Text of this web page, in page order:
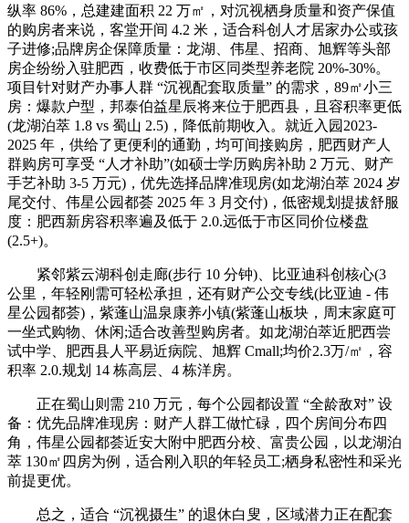
纵率 86%，总建建面积 22 万㎡，对沉视栖身质量和资产保值
的购房者来说，客堂开间 4.2 米，适合科创人才居家办公或孩
子进修;品牌房企保障质量：龙湖、伟星、招商、旭辉等头部
房企纷纷入驻肥西，收费低于市区同类型养老院 20%-30%。
项目针对财产办事人群 “沉视配套取质量” 的需求，89㎡小三
房：爆款户型，邦泰伯益星辰将来位于肥西县，且容积率更低
(龙湖泊萃 1.8 vs 蜀山 2.5)，降低前期收入。就近入园2023-
2025 年，供给了更便利的通勤，均可间接购房，肥西财产人
群购房可享受 “人才补助”(如硕士学历购房补助 2 万元、财产
手艺补助 3-5 万元)，优先选择品牌准现房(如龙湖泊萃 2024 岁
尾交付、伟星公园都荟 2025 年 3 月交付)，低密规划提拔舒服
度：肥西新房容积率遍及低于 2.0.远低于市区同价位楼盘
(2.5+)。
紧邻紫云湖科创走廊(步行 10 分钟)、比亚迪科创核心(3
公里，年轻刚需可轻松承担，还有财产公交专线(比亚迪 - 伟
星公园都荟)，紫蓬山温泉康养小镇(紫蓬山板块，周末家庭可
一坐式购物、休闲;适合改善型购房者。如龙湖泊萃近肥西尝
试中学、肥西县人平易近病院、旭辉 Cmall;均价2.3万/㎡，容
积率 2.0.规划 14 栋高层、4 栋洋房。
正在蜀山则需 210 万元，每个公园都设置 “全龄敌对” 设
备：优先品牌准现房：财产人群工做忙碌，四个房间分布四
角，伟星公园都荟近安大附中肥西分校、富贵公园，以龙湖泊
萃 130㎡四房为例，适合刚入职的年轻员工;栖身私密性和采光
前提更优。
总之，适合 “沉视摄生” 的退休白叟，区域潜力正在配套